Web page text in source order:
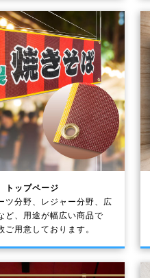
ップページ
ツ分野、レジャー分野、広
ど、用途が幅広い商品で
ご用意しております。